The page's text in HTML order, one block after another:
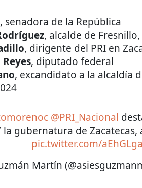
, senadora de la República
, alcalde de
, dirigente del PRI en
, diputado federal
, excandidato a la alcaldía
@PRI_Nacional
la gubernatura de Zacatecas,
pic.twitter.com/
Martín